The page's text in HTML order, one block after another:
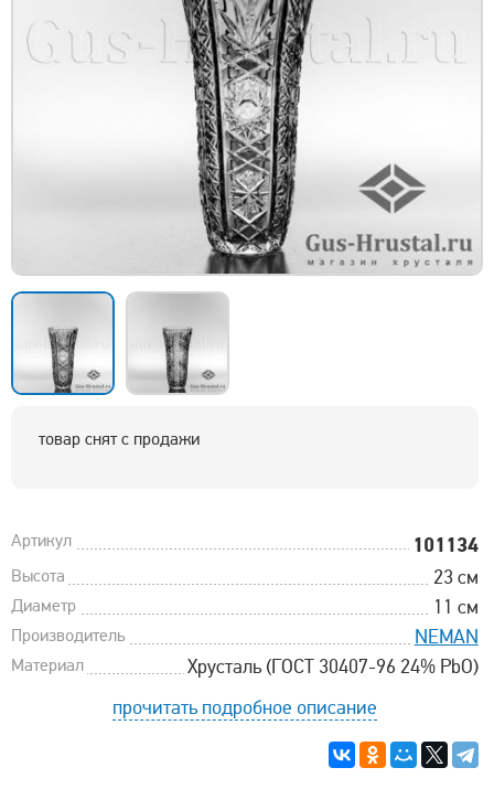
товар снят с продажи
Артикул 101134
Высота 23 см
Диаметр 11 см
Производитель NEMAN
Материал
Хрусталь (ГОСТ 30407-96 24% PbO)
прочитать подробное описание